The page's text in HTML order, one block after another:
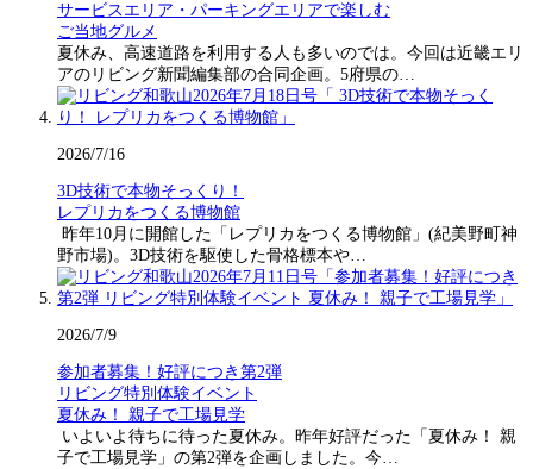
サービスエリア・パーキングエリアで楽しむ
ご当地グルメ
夏休み、高速道路を利用する人も多いのでは。今回は近畿エリ
アのリビング新聞編集部の合同企画。5府県の…
2026/7/16
3D技術で本物そっくり！
レプリカをつくる博物館
昨年10月に開館した「レプリカをつくる博物館」(紀美野町神
野市場)。3D技術を駆使した骨格標本や…
2026/7/9
参加者募集！好評につき第2弾
リビング特別体験イベント
夏休み！ 親子で工場見学
いよいよ待ちに待った夏休み。昨年好評だった「夏休み！ 親
子で工場見学」の第2弾を企画しました。今…